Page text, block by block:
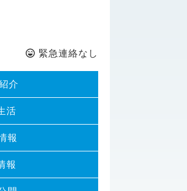
緊急連絡なし
介
活
報
報